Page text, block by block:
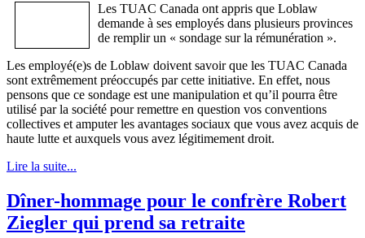
Les TUAC Canada ont appris que Loblaw
demande à ses employés dans plusieurs provinces
de remplir un « sondage sur la rémunération ».
Les employé(e)s de Loblaw doivent savoir que les TUAC Canada
sont extrêmement préoccupés par cette initiative. En effet, nous
pensons que ce sondage est une manipulation et qu’il pourra être
utilisé par la société pour remettre en question vos conventions
collectives et amputer les avantages sociaux que vous avez acquis de
haute lutte et auxquels vous avez légitimement droit.
Lire la suite...
Dîner-hommage pour le confrère Robert
Ziegler qui prend sa retraite